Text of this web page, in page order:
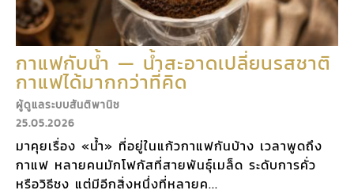
กาแฟกับน้ำ — น้ำสะอาดเปลี่ยนรสชาติ
กาแฟได้มากกว่าที่คิด
ผู้ดูแลระบบสันติพานิช
25.05.2026
มาคุยเรื่อง «น้ำ» ที่อยู่ในแก้วกาแฟกันบ้าง เวลาพูดถึง
กาแฟ หลายคนมักโฟกัสที่สายพันธุ์เมล็ด ระดับการคั่ว
หรือวิธีชง แต่มีอีกสิ่งหนึ่งที่หลายค...